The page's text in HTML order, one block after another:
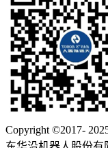
Copyright ©2017-